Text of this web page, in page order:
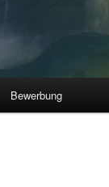
Bewerbung